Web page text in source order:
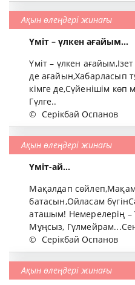
Ақын өлеңдері жинағы
Үміт – үлкен ағайым...
Үміт – үлкен
де ағайын,Хабарласып
кімге де,Сүйенішім
Гүлге..
© Серікбай Оспанов
Ақын өлеңдері жинағы
Үміт-ай...
Мақалдап
батасын,Ойласам
аташым! Немерелерің –
Мұңсыз,
© Серікбай Оспанов
Ақын өлеңдері жинағы